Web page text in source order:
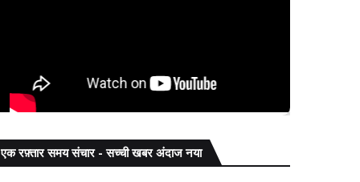
एक रफ़्तार समय संचार - सच्ची खबर अंदाज नया